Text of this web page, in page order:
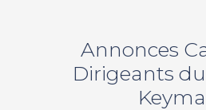
Annonces
Dirigeants